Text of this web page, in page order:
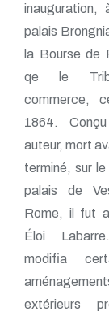
inauguration,
palais
la Bourse de
qe le
commerce,
1864.
auteur, mort
terminé, sur le
palais de
Rome, il fut
Éloi
modifia
extérieurs